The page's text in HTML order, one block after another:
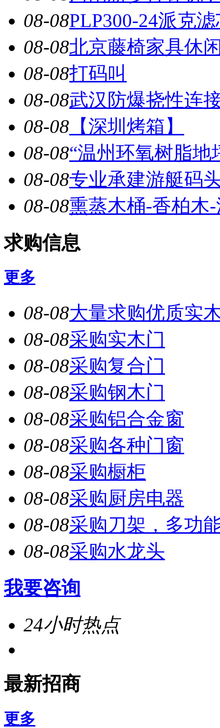
08-08PLP300-24派克
08-08北京藤椅家具休
08-08打码叫
08-08武汉防爆挠性连
08-08 【深圳烤箱】
08-08“温州环氧树脂地
08-08专业承建游艇码
08-08熏蒸木桶-香柏木
求购信息
更多
08-08大量求购优质实
08-08采购实木门
08-08采购复合门
08-08采购钢木门
08-08采购铝合金窗
08-08采购各种门窗
08-08采购橱柜
08-08采购厨房电器
08-08采购刀架，多功
08-08采购水龙头
我要咨询
24小时热点
最新招商
更多